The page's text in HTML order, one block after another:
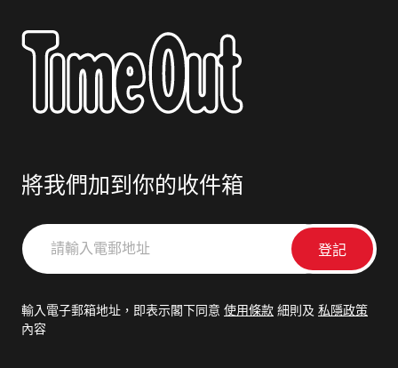
將我們加到你的收件箱
請
輸
郵
輸入電子郵箱地址，即表示閣下同意 使用條款 細則及 私隱政策
內容